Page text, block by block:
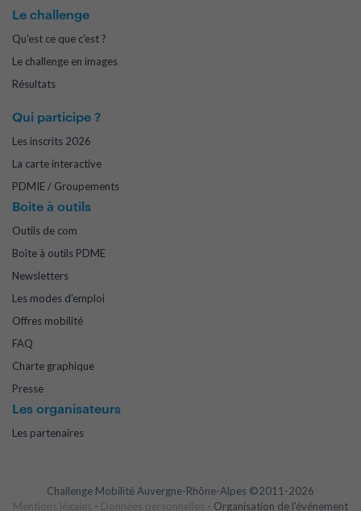
Le challenge
Qu'est ce que c'est ?
Le challenge en images
Résultats
Qui participe ?
Les inscrits 2026
La carte interactive
PDMIE / Groupements
Boite à outils
Outils de com
Boîte à outils PDME
Newsletters
Les modes d'emploi
Offres mobilité
FAQ
Charte graphique
Presse
Les organisateurs
Les partenaires
Challenge Mobilité Auvergne-Rhône-Alpes ©2011-2026
Mentions légales - Données personnelles - Organisation de l'événement